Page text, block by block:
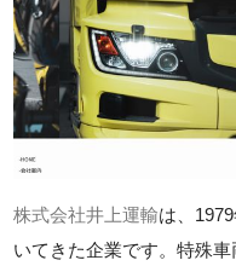
株式会社井上運輸は、
いてきた企業です。特殊